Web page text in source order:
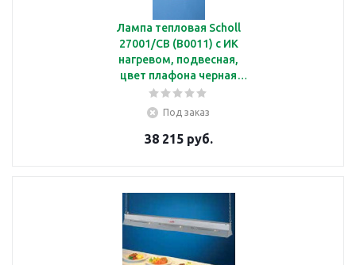
Лампа тепловая Scholl
27001/CB (B0011) с ИК
нагревом, подвесная,
цвет плафона черная
медь
Под заказ
38 215 руб.